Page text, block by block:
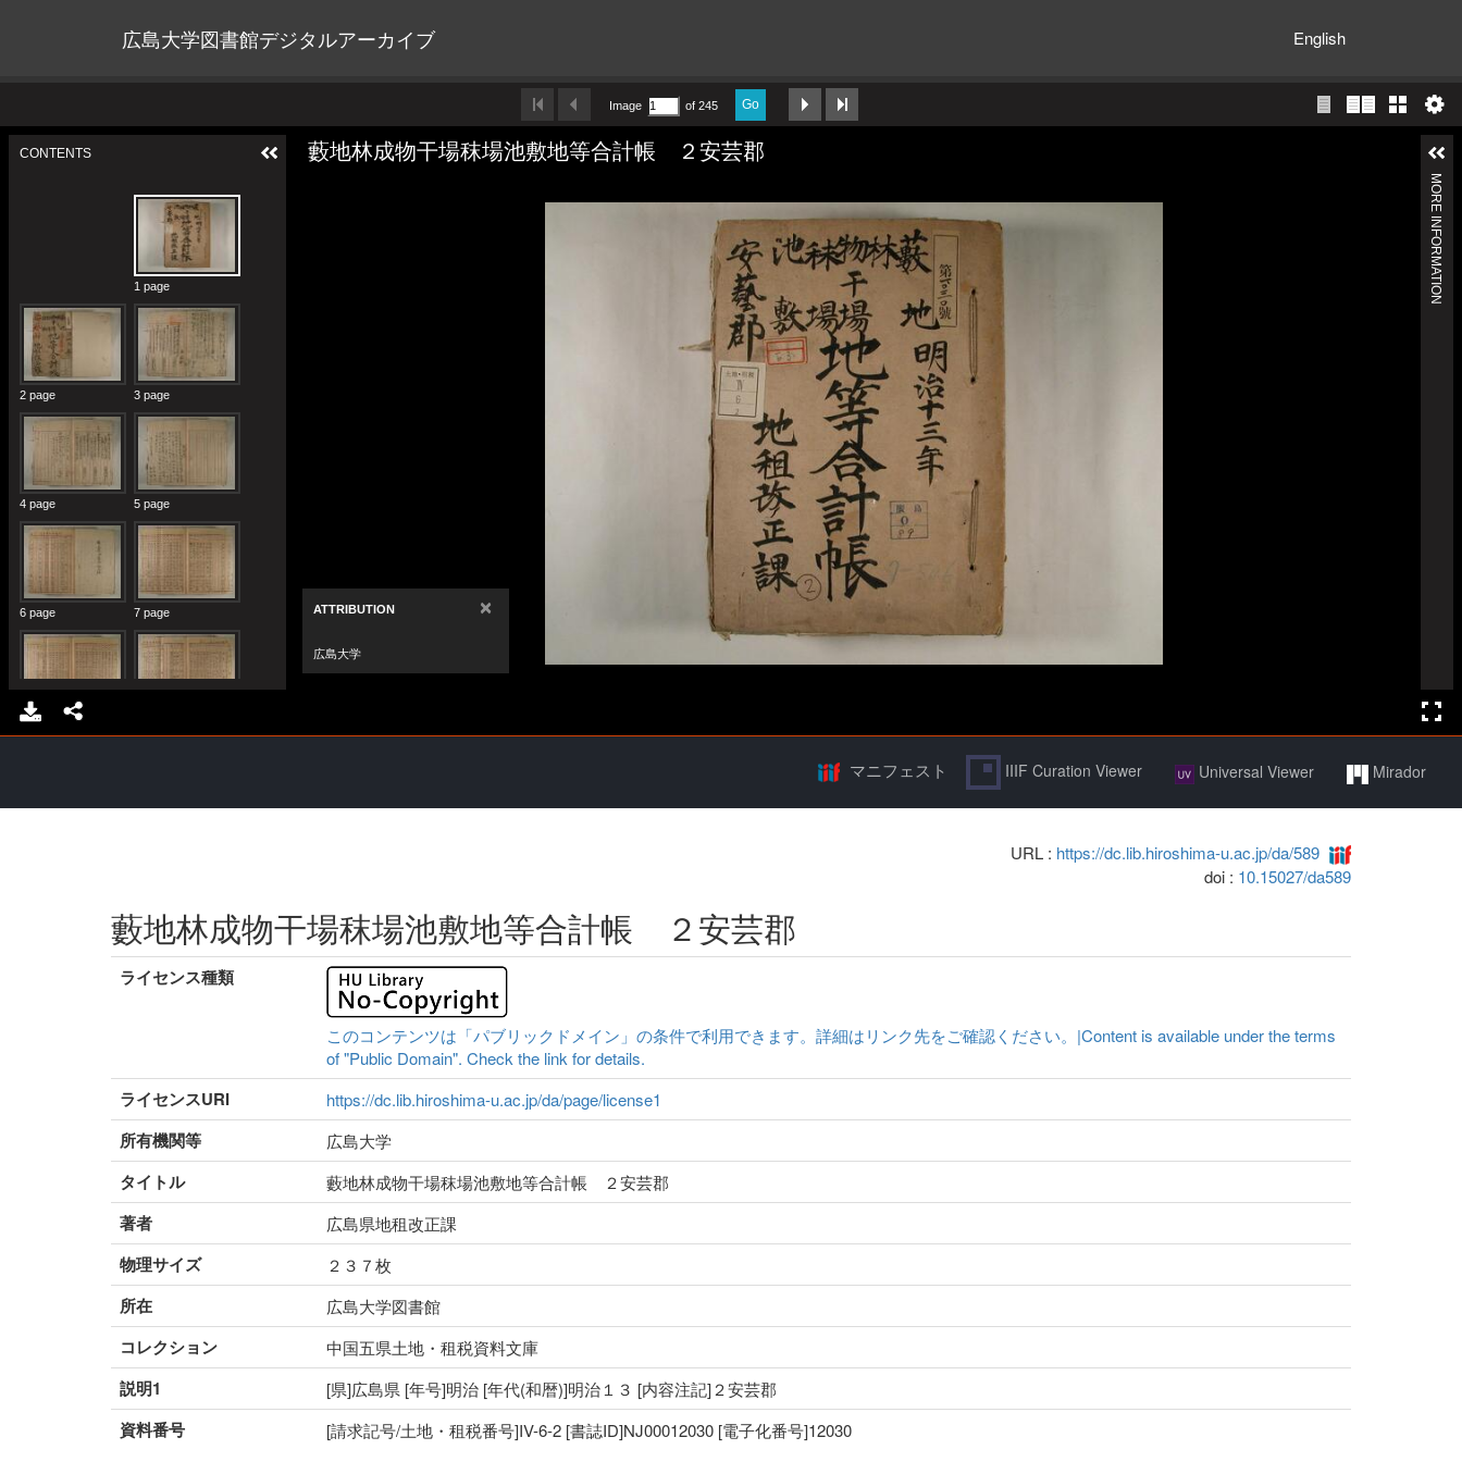
広島大学図書館デジタルアーカイブ English
マニフェスト IIIF Curation Viewer Universal Viewer Mirador
URL : https://dc.lib.hiroshima-u.ac.jp/da/589
doi : 10.15027/da589
藪地林成物干場秣場池敷地等合計帳 ２安芸郡
ライセンス種類
このコンテンツは「パブリックドメイン」の条件で利用できます。詳細はリンク先をご確認ください。|Content is available under the terms
of "Public Domain". Check the link for details.
ライセンスURI https://dc.lib.hiroshima-u.ac.jp/da/page/license1
所有機関等 広島大学
タイトル 藪地林成物干場秣場池敷地等合計帳 ２安芸郡
著者 広島県地租改正課
物理サイズ ２３７枚
所在 広島大学図書館
コレクション 中国五県土地・租税資料文庫
説明1 [県]広島県 [年号]明治 [年代(和暦)]明治１３ [内容注記]２安芸郡
資料番号 [請求記号/土地・租税番号]IV-6-2 [書誌ID]NJ00012030 [電子化番号]12030